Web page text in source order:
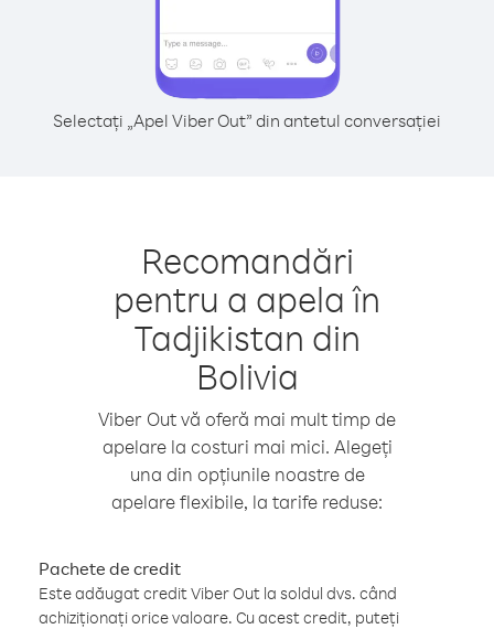
Selectați „Apel Viber Out” din antetul conversației
Recomandări
pentru a apela în
Tadjikistan din
Bolivia
Viber Out vă oferă mai mult timp de
apelare la costuri mai mici. Alegeți
una din opțiunile noastre de
apelare flexibile, la tarife reduse:
Pachete de credit
Este adăugat credit Viber Out la soldul dvs. când
achiziționați orice valoare. Cu acest credit, puteți